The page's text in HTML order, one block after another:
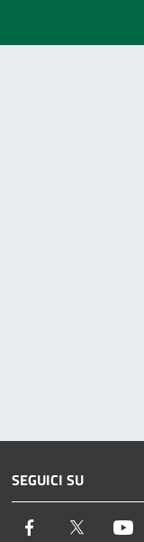
SEGUICI SU
Facebook Twitter